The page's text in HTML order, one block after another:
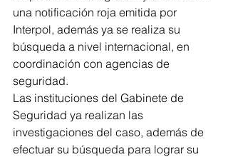
una notificación roja emitida por
Interpol, además ya se realiza su
búsqueda a nivel internacional, en
coordinación con agencias de
seguridad.
Las instituciones del Gabinete de
Seguridad ya realizan las
investigaciones del caso, además de
efectuar su búsqueda para lograr su